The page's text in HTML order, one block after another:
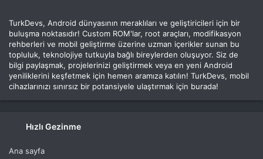
TurkDevs, Android dünyasının meraklıları ve geliştiricileri için bir
buluşma noktasıdır! Custom ROM'lar, root araçları, modifikasyon
rehberleri ve mobil geliştirme üzerine uzman içerikler sunan bu
topluluk, teknolojiye tutkuyla bağlı bireylerden oluşuyor. Siz de
bilgi paylaşmak, projelerinizi geliştirmek veya en yeni Android
yeniliklerini keşfetmek için hemen aramıza katılın! TurkDevs, mobil
cihazlarınızı sınırsız bir potansiyele ulaştırmak için burada!
Hızlı Gezinme
Ana sayfa